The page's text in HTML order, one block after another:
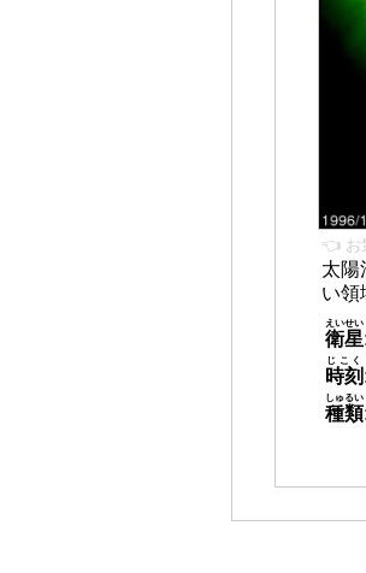
👈 お
太陽
い領
衛星
えいせい
時刻
じこく
種類
しゅるい